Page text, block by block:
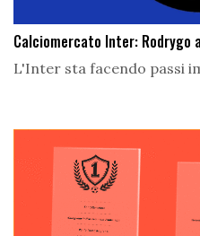
Calciomercato Inter:
L'Inter sta facendo passi